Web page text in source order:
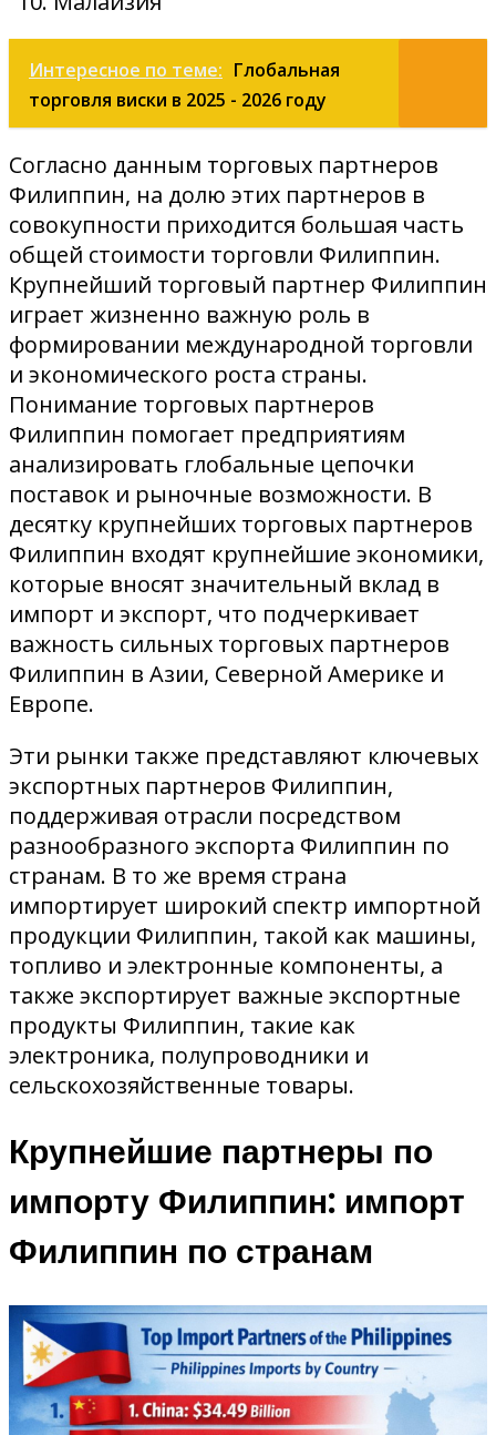
Интересное по теме: Глобальная
торговля виски в 2025 - 2026 году
Согласно данным торговых партнеров
Филиппин, на долю этих партнеров в
совокупности приходится большая часть
общей стоимости торговли Филиппин.
Крупнейший торговый партнер Филиппин
играет жизненно важную роль в
формировании международной торговли
и экономического роста страны.
Понимание торговых партнеров
Филиппин помогает предприятиям
анализировать глобальные цепочки
поставок и рыночные возможности. В
десятку крупнейших торговых партнеров
Филиппин входят крупнейшие экономики,
которые вносят значительный вклад в
импорт и экспорт, что подчеркивает
важность сильных торговых партнеров
Филиппин в Азии, Северной Америке и
Европе.
Эти рынки также представляют ключевых
экспортных партнеров Филиппин,
поддерживая отрасли посредством
разнообразного экспорта Филиппин по
странам. В то же время страна
импортирует широкий спектр импортной
продукции Филиппин, такой как машины,
топливо и электронные компоненты, а
также экспортирует важные экспортные
продукты Филиппин, такие как
электроника, полупроводники и
сельскохозяйственные товары.
Крупнейшие партнеры по
импорту Филиппин: импорт
Филиппин по странам